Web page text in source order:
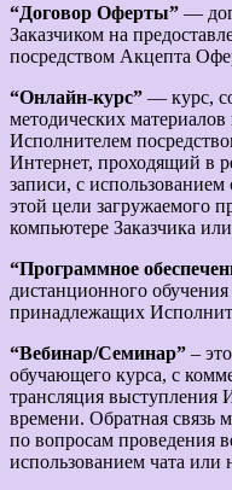
“Договор Оферты” —
Заказчиком на
посредством Акцепта
“Онлайн-курс” — курс,
методических
Исполнителем
Интернет, проходящий в
записи, с
этой цели загружаемого
компьютере Заказчика
“Программное
дистанционного
принадлежащих
“Вебинар/Семинар” –
обучающего курса, с
трансляция выступления
времени. Обратная связь
по вопросам проведения
использованием чата или